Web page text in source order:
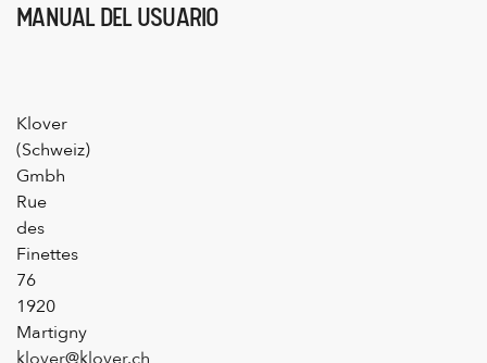
MANUAL DEL USUARIO
Klover
(Schweiz)
Gmbh
Rue
des
Finettes
76
1920
Martigny